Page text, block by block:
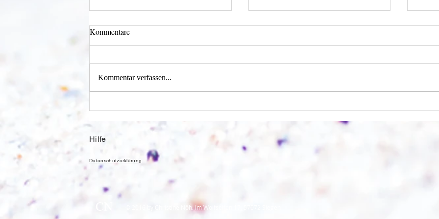
Wie schnell geht es?
Kommentare
Kommentar verfassen...
© 2016 by Christine Nöh. Im Wolfseifen 17, 57072 Siegen
Hilfe
Datenschutzerklärung